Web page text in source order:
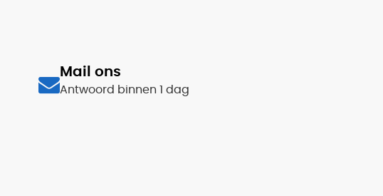
Mail ons
Antwoord binnen 1 dag